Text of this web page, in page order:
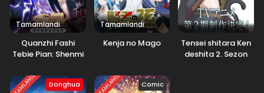
Tamamlandı
Quanzhi Fashi
Tebie Pian: Shenmi
Tamamlandı
Kenja no Mago
Tensei shitara Ken
deshita 2. Sezon
Donghua Comic